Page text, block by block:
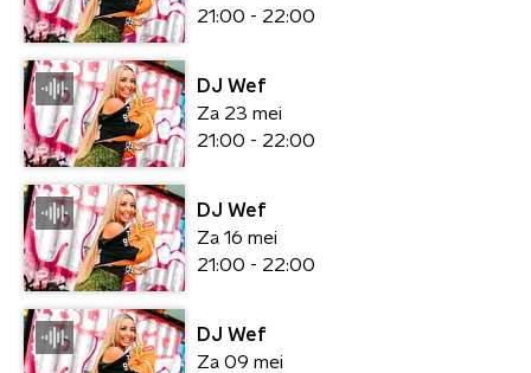
21:00 - 22:00
DJ Wef
Za 23 mei
21:00 - 22:00
DJ Wef
Za 16 mei
21:00 - 22:00
DJ Wef
Za 09 mei